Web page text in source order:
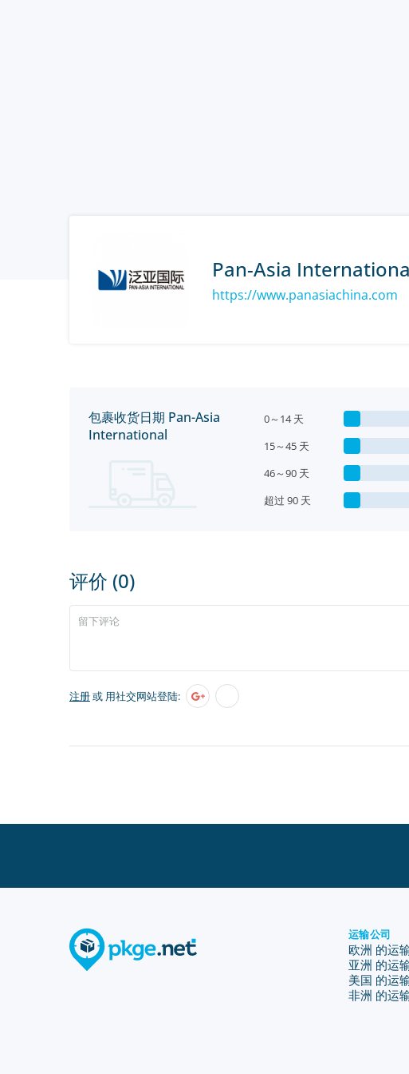
Pan-Asia
https://www.panasiachina.com
包裹收货日期 Pan-Asia
International
0～14 天
15～45 天
46～90 天
超过 90 天
评价 (0)
注册或 用社交网站登陆:
运输公司
欧洲 的运
亚洲 的运
美国 的运
非洲 的运